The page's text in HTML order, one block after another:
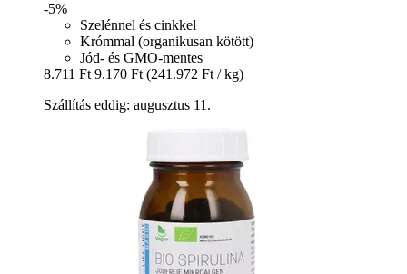
-5%
Szelénnel és cinkkel
Krómmal (organikusan kötött)
Jód- és GMO-mentes
8.711 Ft 9.170 Ft (241.972 Ft / kg)
Szállítás eddig: augusztus 11.